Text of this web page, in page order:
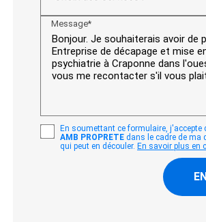
Message*
En soumettant ce formulaire,
AMB PROPRETE dans le cadre de ma
qui peut en découler. En savoir plus en